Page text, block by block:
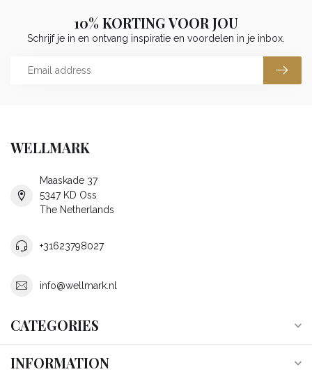
10% KORTING VOOR JOU
Schrijf je in en ontvang inspiratie en voordelen in je inbox.
WELLMARK
Maaskade 37
5347 KD Oss
The Netherlands
+31623798027
info@wellmark.nl
CATEGORIES
INFORMATION